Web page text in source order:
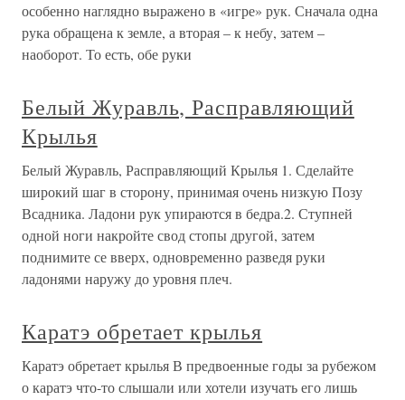
особенно наглядно выражено в «игре» рук. Сначала одна
рука обращена к земле, а вторая – к небу, затем –
наоборот. То есть, обе руки
Белый Журавль, Расправляющий
Крылья
Белый Журавль, Расправляющий Крылья 1. Сделайте
широкий шаг в сторону, принимая очень низкую Позу
Всадника. Ладони рук упираются в бедра.2. Ступней
одной ноги накройте свод стопы другой, затем
поднимите се вверх, одновременно разведя руки
ладонями наружу до уровня плеч.
Каратэ обретает крылья
Каратэ обретает крылья В предвоенные годы за рубежом
о каратэ что-то слышали или хотели изучать его лишь